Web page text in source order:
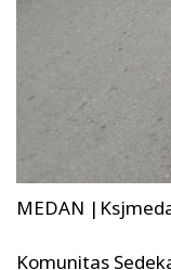
MEDAN
Komunitas